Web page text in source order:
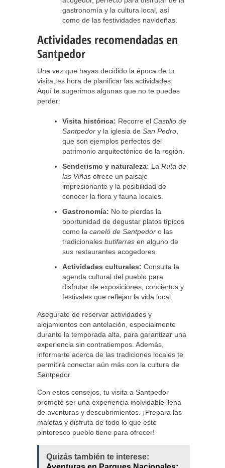
gastronomía y la cultura local, así
como de las festividades navideñas.
Actividades recomendadas en
Santpedor
Una vez que hayas decidido la época de tu
visita, es hora de planificar las actividades.
Aquí te sugerimos algunas que no te puedes
perder:
Visita histórica: Recorre el Castillo de
Santpedor y la iglesia de San Pedro
que son ejemplos perfectos del
patrimonio arquitectónico de la región.
Senderismo y naturaleza: La Ruta de
las Viñas ofrece un paisaje
impresionante y la posibilidad de
conocer la flora y fauna locales.
Gastronomía: No te pierdas la
oportunidad de degustar platos típicos
como la caneló de Santpedor o las
tradicionales butifarras en alguno de
sus restaurantes acogedores.
Actividades culturales: Consulta la
agenda cultural del pueblo para
disfrutar de exposiciones, conciertos y
festivales que reflejan la vida local.
Asegúrate de reservar actividades y
alojamientos con antelación, especialmente
durante la temporada alta, para garantizar una
experiencia sin contratiempos. Además,
informarte acerca de las tradiciones locales te
permitirá conectar aún más con la cultura de
Santpedor.
Con estos consejos, tu visita a Santpedor
promete ser una experiencia inolvidable llena
de aventuras y descubrimientos. ¡Prepara las
maletas y disfruta de todo lo que este
pintoresco pueblo tiene para ofrecer!
Quizás también te interese: